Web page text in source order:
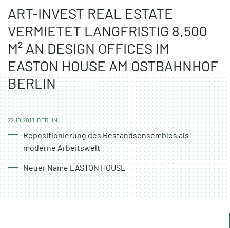
ART-INVEST REAL ESTATE
VERMIETET LANGFRISTIG 8.500
M² AN DESIGN OFFICES IM
EASTON HOUSE AM OSTBAHNHOF
BERLIN
22.10.2018, BERLIN
Repositionierung des Bestandsensembles als
moderne Arbeitswelt
Neuer Name EASTON HOUSE